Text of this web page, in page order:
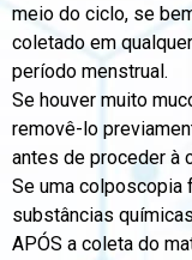
meio do ciclo, se
coletado em
período menstrual.
Se houver muito
removê-lo
antes de proceder à
Se uma colposcopia
substâncias
APÓS a coleta do